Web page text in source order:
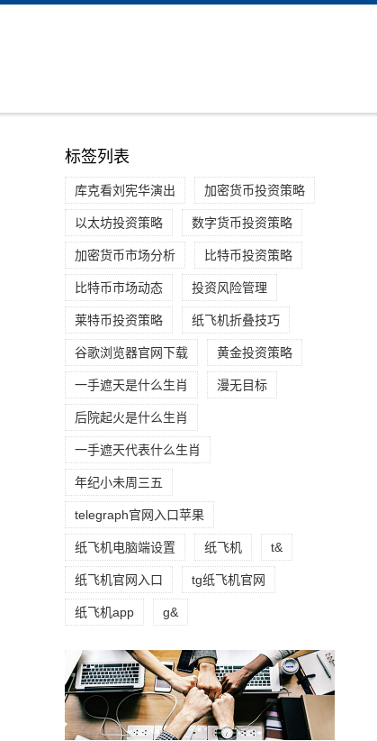
标签列表
库克看刘宪华演出 加密货币投资策略
以太坊投资策略 数字货币投资策略
加密货币市场分析 比特币投资策略
比特币市场动态 投资风险管理
莱特币投资策略 纸飞机折叠技巧
谷歌浏览器官网下载 黄金投资策略
一手遮天是什么生肖 漫无目标
后院起火是什么生肖
一手遮天代表什么生肖
年纪小未周三五
telegraph官网入口苹果
纸飞机电脑端设置 纸飞机 t&
纸飞机官网入口 tg纸飞机官网
纸飞机app g&